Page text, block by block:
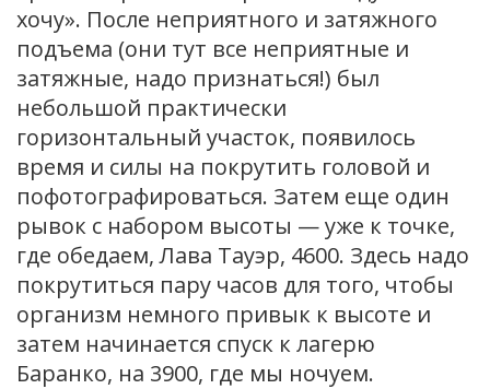
хочу». После неприятного и затяжного
подъема (они тут все неприятные и
затяжные, надо признаться!) был
небольшой практически
горизонтальный участок, появилось
время и силы на покрутить головой и
пофотографироваться. Затем еще один
рывок с набором высоты — уже к точке,
где обедаем, Лава Тауэр, 4600. Здесь надо
покрутиться пару часов для того, чтобы
организм немного привык к высоте и
затем начинается спуск к лагерю
Баранко, на 3900, где мы ночуем.